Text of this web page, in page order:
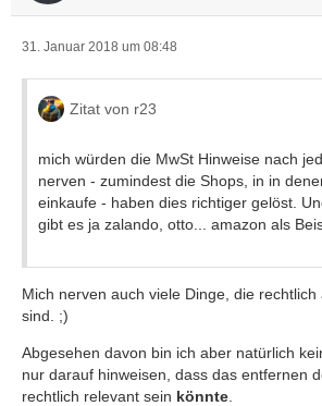
31. Januar 2018 um 08:48
Zitat von r23
mich würden die MwSt Hinweise nach
nerven - zumindest die Shops, in in
einkaufe - haben dies richtiger gelöst.
gibt es ja zalando, otto... amazon als
Mich nerven auch viele Dinge, die
sind. ;)
Abgesehen davon bin ich aber natürlich
nur darauf hinweisen, dass das entfernen
rechtlich relevant sein könnte